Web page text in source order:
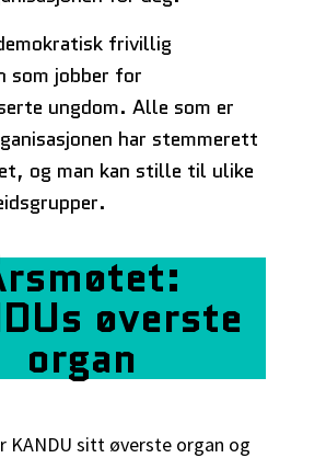
frivillig
som jobber for
ungdom. Alle som er
har stemmerett
og man kan stille til ulike
øverste
organ
KANDU sitt øverste organ og